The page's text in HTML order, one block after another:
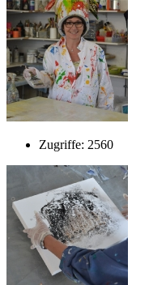
Zugriffe: 2560